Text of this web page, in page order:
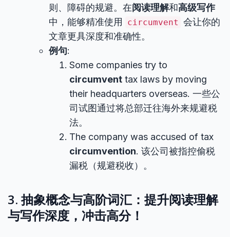
则、障碍的规避。在阅读理解和高级写作
中，能够精准使用
circumvent 会让你的
文章更具深度和准确性。
例句:
Some companies try to
circumvent tax laws by moving
their headquarters overseas. 一些公
司试图通过将总部迁往海外来规避税
法。
The company was accused of tax
circumvention. 该公司被指控偷税
漏税（规避税收）。
3. 抽象概念与高阶词汇：提升阅读理解
与写作深度，冲击高分！